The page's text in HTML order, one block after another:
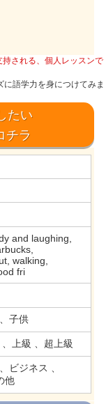
持される、個人レッスンで
語学力を身につけてみま
たい
チラ
and laughing,
walking,
fri
子供
上級 、超上級
ビジネス 、
他